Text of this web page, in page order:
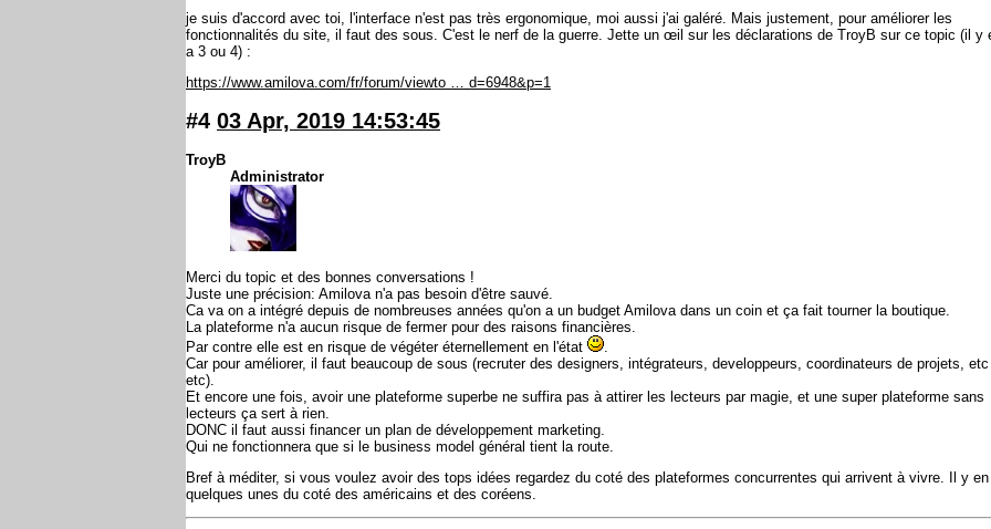
je suis d'accord avec toi, l'interface n'est pas très ergonomique, moi aussi j'ai galéré. Mais justement, pour améliorer les
fonctionnalités du site, il faut des sous. C'est le nerf de la guerre. Jette un œil sur les déclarations de TroyB sur ce topic (il y
a 3 ou 4) :
https://www.amilova.com/fr/forum/viewto … d=6948&p=1
#4 03 Apr, 2019 14:53:45
TroyB
Administrator
Merci du topic et des bonnes conversations !
Juste une précision: Amilova n'a pas besoin d'être sauvé.
Ca va on a intégré depuis de nombreuses années qu'on a un budget Amilova dans un coin et ça fait tourner la boutique.
La plateforme n'a aucun risque de fermer pour des raisons financières.
Par contre elle est en risque de végéter éternellement en l'état
.
Car pour améliorer, il faut beaucoup de sous (recruter des designers, intégrateurs, developpeurs, coordinateurs de projets, etc
etc).
Et encore une fois, avoir une plateforme superbe ne suffira pas à attirer les lecteurs par magie, et une super plateforme sans
lecteurs ça sert à rien.
DONC il faut aussi financer un plan de développement marketing.
Qui ne fonctionnera que si le business model général tient la route.
Bref à méditer, si vous voulez avoir des tops idées regardez du coté des plateformes concurrentes qui arrivent à vivre. Il y
quelques unes du coté des américains et des coréens.